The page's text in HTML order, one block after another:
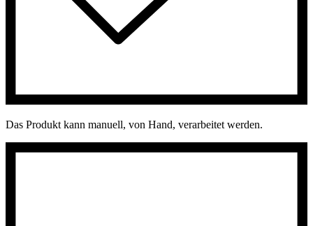
Das Produkt kann manuell, von Hand, verarbeitet werden.